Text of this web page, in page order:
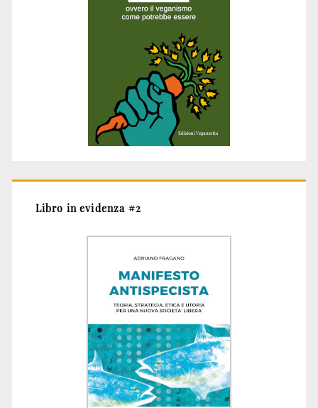
Libro in evidenza #2